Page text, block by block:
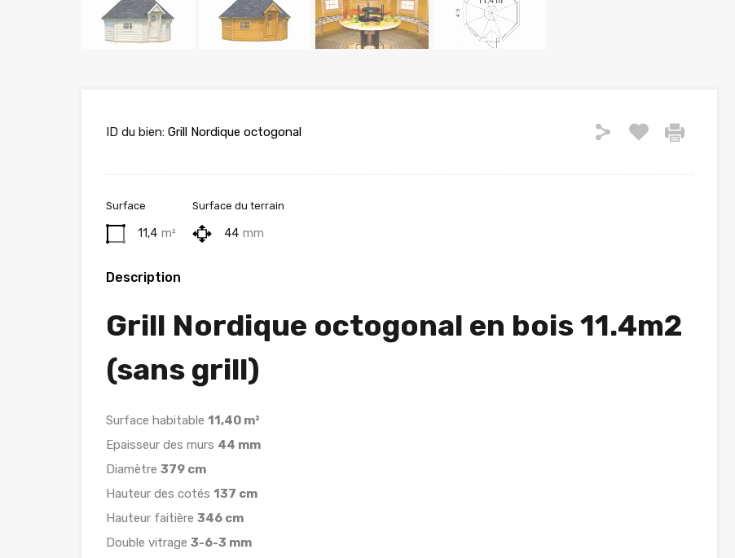
ID du bien: Grill Nordique octogonal
Surface
11,4 m²
Surface du terrain
44 mm
Description
Grill Nordique octogonal en bois 11.4m2
(sans grill)
Surface habitable 11,40 m²
Epaisseur des murs 44 mm
Diamètre 379 cm
Hauteur des cotés 137 cm
Hauteur faitière 346 cm
Double vitrage 3-6-3 mm